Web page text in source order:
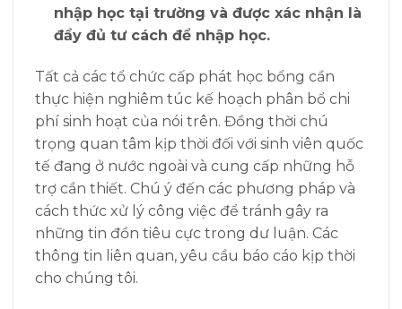
nhập học tại trường và được xác nhận là
đẩy đủ tư cách để nhập học.
Tất cả các tổ chức cấp phát học bổng cần
thực hiện nghiêm túc kế hoạch phân bổ chi
phí sinh hoạt của nói trên. Đồng thời chú
trọng quan tâm kịp thời đối với sinh viên quốc
tế đang ở nước ngoài và cung cấp những hỗ
trợ cần thiết. Chú ý đến các phương pháp và
cách thức xử lý công việc để tránh gây ra
những tin đồn tiêu cực trong dư luận. Các
thông tin liên quan, yêu cầu báo cáo kịp thời
cho chúng tôi.